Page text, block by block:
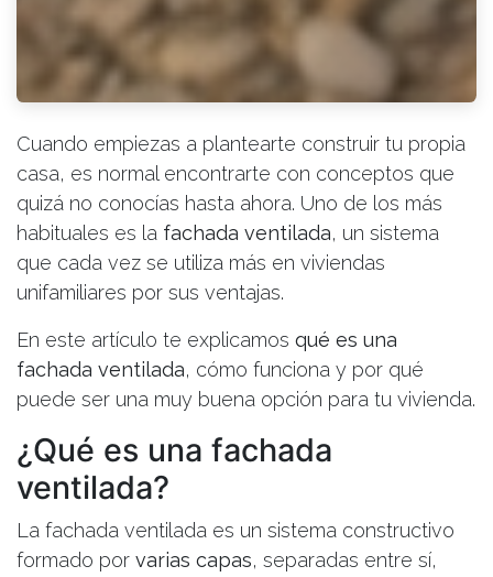
Cuando empiezas a plantearte construir tu propia
casa, es normal encontrarte con conceptos que
quizá no conocías hasta ahora. Uno de los más
habituales es la fachada ventilada, un sistema
que cada vez se utiliza más en viviendas
unifamiliares por sus ventajas.
En este artículo te explicamos qué es una
fachada ventilada, cómo funciona y por qué
puede ser una muy buena opción para tu vivienda.
¿Qué es una fachada
ventilada?
La fachada ventilada es un sistema constructivo
formado por varias capas, separadas entre sí,